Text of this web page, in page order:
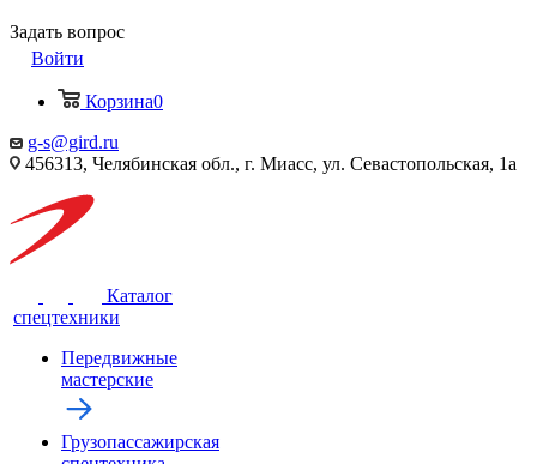
Задать вопрос
Войти
Корзина0
g-s@gird.ru
456313, Челябинская обл., г. Миасс, ул. Севастопольская, 1а
Каталог
спецтехники
Передвижные
мастерские
Грузопассажирская